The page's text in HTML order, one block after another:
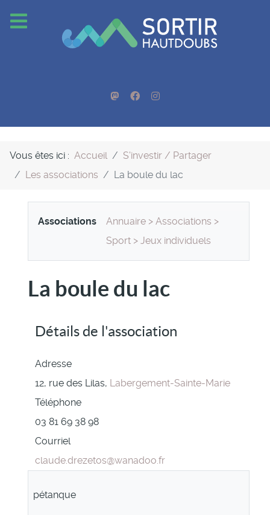
Vous êtes ici : Accueil
S'investir / Partager
Les associations
La boule du lac
Associations Annuaire > Associations >
Sport > Jeux individuels
La boule du lac
Détails de l'association
Adresse
12, rue des Lilas, Labergement-Sainte-Marie
Téléphone
03 81 69 38 98
Courriel
claude.drezetos@wanadoo.fr
pétanque